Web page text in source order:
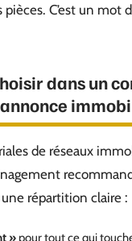
pièces. C’est un mot
dans un
de réseaux
répartition claire :
» pour tout ce qui